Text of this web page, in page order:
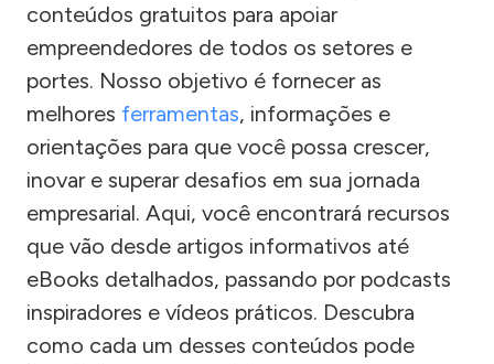
conteúdos gratuitos para apoiar
empreendedores de todos os setores e
portes. Nosso objetivo é fornecer as
melhores ferramentas, informações e
orientações para que você possa crescer,
inovar e superar desafios em sua jornada
empresarial. Aqui, você encontrará recursos
que vão desde artigos informativos até
eBooks detalhados, passando por podcasts
inspiradores e vídeos práticos. Descubra
como cada um desses conteúdos pode